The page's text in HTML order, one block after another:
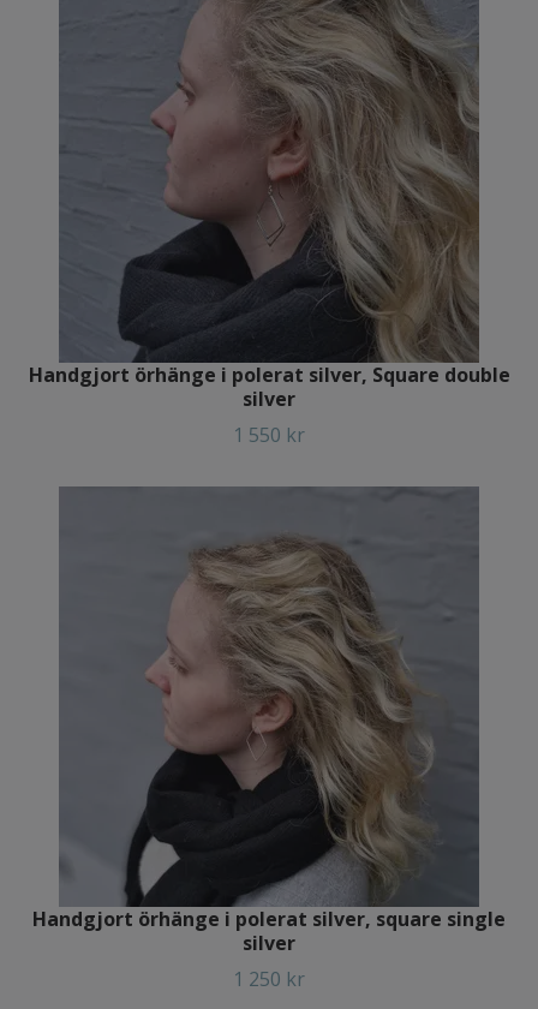
Handgjort örhänge i polerat silver, Square double
silver
1 550 kr
Handgjort örhänge i polerat silver, square single
silver
1 250 kr